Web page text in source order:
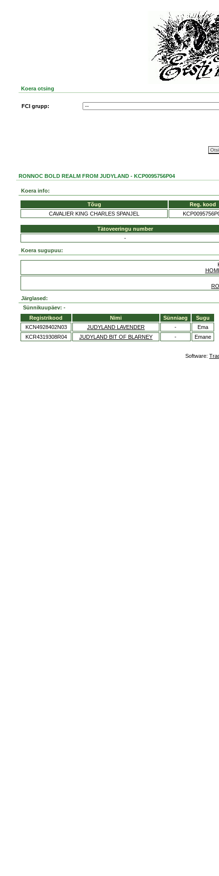
Koera otsing
FCI grupp:
RONNOC BOLD REALM FROM JUDYLAND - KCP0095756P04
Koera info:
Tõug
Reg. kood
CAVALIER KING CHARLES SPANJEL
Tätoveeringu number
-
Koera sugupuu:
Järglased:
Sünnikuupäev: -
Registrikood
Nimi Sünniaeg
Sugu
KCN4928402N03
JUDYLAND LAVENDER -
Ema
KCR4319308R04
JUDYLAND BIT OF BLARNEY - Emane
Software: